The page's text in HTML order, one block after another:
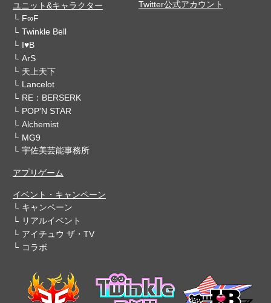
ユニット&キャラクター
F∞F
Twinkle Bell
I♥B
ArS
天上天下
Lancelot
RE：BERSERK
POP'N STAR
Alchemist
MG9
宇佐美芸能事務所
アプリゲーム
イベント・キャンペーン
キャンペーン
リアルイベント
アイチュウ ザ・TV
コラボ
Twitter公式アカウント